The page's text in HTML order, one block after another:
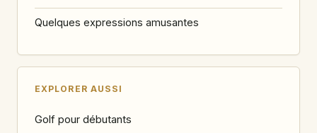
Quelques expressions amusantes
EXPLORER AUSSI
Golf pour débutants